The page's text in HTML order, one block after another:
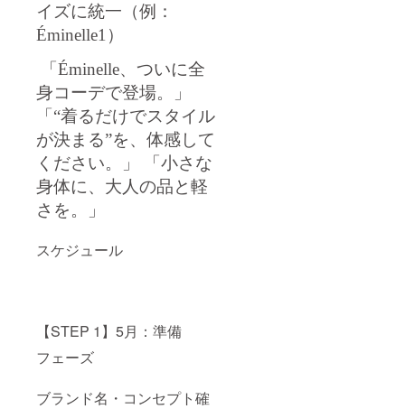
イズに統一（例：
Éminelle1）
「Éminelle、ついに全
身コーデで登場。」
「“着るだけでスタイル
が決まる”を、体感して
ください。」 「小さな
身体に、大人の品と軽
さを。」
スケジュール
【STEP 1】5月：準備
フェーズ
ブランド名・コンセプト確